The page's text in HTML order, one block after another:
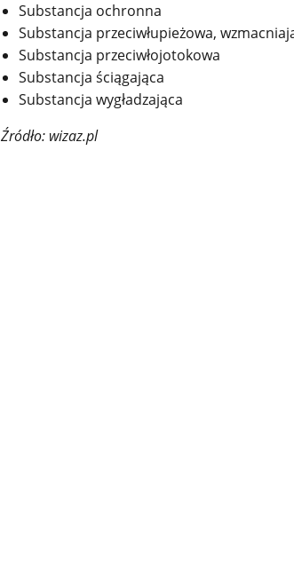
Substancja ochronna
Substancja przeciwłupieżowa,
Substancja przeciwłojotokowa
Substancja ściągająca
Substancja wygładzająca
Źródło: wizaz.pl